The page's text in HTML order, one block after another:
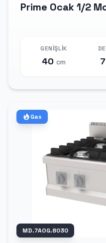
Prime Ocak 1/2
GENIŞLIK
40 cm
MD.7AOG.8030
Gas